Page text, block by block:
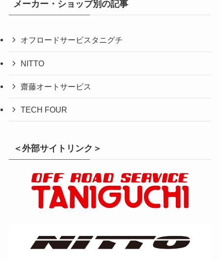
メーカー・ショップ別の記事
オフロードサービスタニグチ
NITTO
齋藤オートサービス
TECH FOUR
＜外部サイトリンク＞